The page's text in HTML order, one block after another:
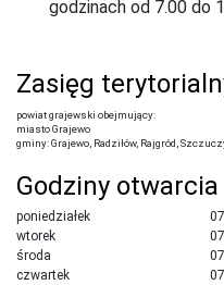
godzinach od 7.00 do
Zasięg
powiat grajewski obejmujący:
miasto Grajewo
gminy: Grajewo, Radziłów, Rajgród,
Godziny
poniedziałek
wtorek
środa
czwartek